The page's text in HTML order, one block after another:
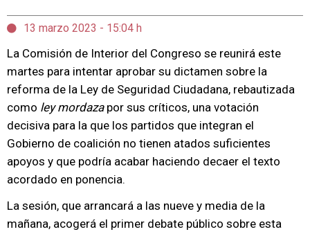
13 marzo 2023 - 15:04 h
La Comisión de Interior del Congreso se reunirá este
martes para intentar aprobar su dictamen sobre la
reforma de la Ley de Seguridad Ciudadana, rebautizada
como ley mordazapor sus críticos, una votación
decisiva para la que los partidos que integran el
Gobierno de coalición no tienen atados suficientes
apoyos y que podría acabar haciendo decaer el texto
acordado en ponencia.
La sesión, que arrancará a las nueve y media de la
mañana, acogerá el primer debate público sobre esta